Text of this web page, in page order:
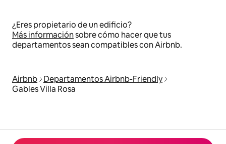
¿Eres propietario de un edificio?
Más informaciónsobre cómo hacer que tus
departamentos sean compatibles con Airbnb.
Airbnb
Departamentos Airbnb-Friendly
Gables Villa Rosa